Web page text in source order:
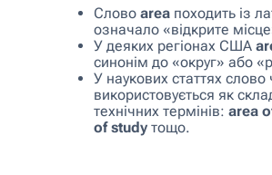
Слово area походить із
означало «відкрите
У деяких регіонах США
синонім до «округ» або
У наукових статтях слово
використовується як
технічних термінів: area
of study тощо.